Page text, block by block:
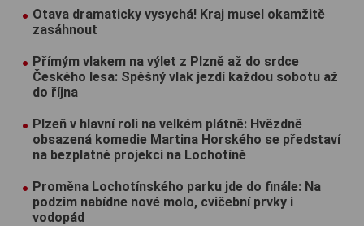
Otava dramaticky vysychá! Kraj musel okamžitě
zasáhnout
Přímým vlakem na výlet z Plzně až do srdce
Českého lesa: Spěšný vlak jezdí každou sobotu až
do října
Plzeň v hlavní roli na velkém plátně: Hvězdně
obsazená komedie Martina Horského se představí
na bezplatné projekci na Lochotíně
Proměna Lochotínského parku jde do finále: Na
podzim nabídne nové molo, cvičební prvky i
vodopád